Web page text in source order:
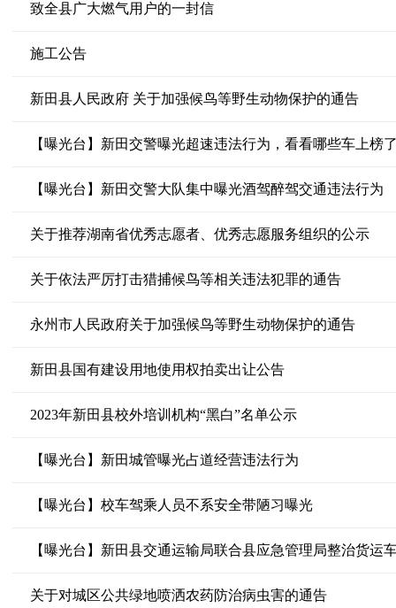
致全县广大燃气用户的一封信
施工公告
新田县人民政府 关于加强候鸟等野生动物保护的通告
【曝光台】新田交警曝光超速违法行为，看看哪些车上榜
【曝光台】新田交警大队集中曝光酒驾醉驾交通违法行为
关于推荐湖南省优秀志愿者、优秀志愿服务组织的公示
关于依法严厉打击猎捕候鸟等相关违法犯罪的通告
永州市人民政府关于加强候鸟等野生动物保护的通告
新田县国有建设用地使用权拍卖出让公告
2023年新田县校外培训机构“黑白”名单公示
【曝光台】新田城管曝光占道经营违法行为
【曝光台】校车驾乘人员不系安全带陋习曝光
【曝光台】新田县交通运输局联合县应急管理局整治货运
关于对城区公共绿地喷洒农药防治病虫害的通告